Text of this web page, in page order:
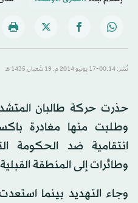
نُشر: 00:14-17 يونيو 2014 م ـ 19 شَعبان 1435 هـ
حذرت حركة طالبان
وطلبت منها مغادرة
انتقامية ضد الحكومة
وطائرات إلى المنطقة
وجاء التهديد بينما